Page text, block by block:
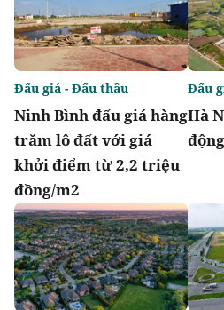
Ninh Bình đấu giá hàng
trăm lô đất với giá
khởi điểm từ 2,2 triệu
đồng/m2
Đấu giá - Đấu thầu
Hà
Đấu